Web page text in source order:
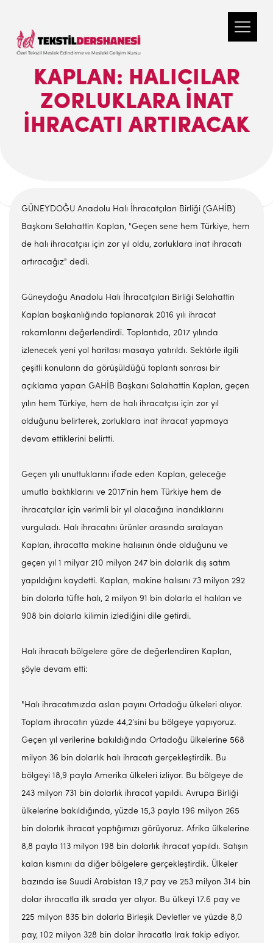
KAPLAN: HALICILAR
ZORLUKLARA INAT
IHRACATI ARTIRACAK
GÜNEYDOĞU Anadolu Halı İhracatçıları Birliği (GAHİB)
Başkanı Selahattin Kaplan, "Geçen sene hem Türkiye, hem
de halı ihracatçısı için zor yıl oldu, zorluklara inat ihracatı
artıracağız" dedi.
Güneydoğu Anadolu Halı İhracatçıları Birliği Selahattin
Kaplan başkanlığında toplanarak 2016 yılı ihracat
rakamlarını değerlendirdi. Toplantıda, 2017 yılında
izlenecek yeni yol haritası masaya yatırıldı. Sektörle ilgili
çeşitli konuların da görüşüldüğü toplantı sonrası bir
açıklama yapan GAHİB Başkanı Salahattin Kaplan, geçen
yılın hem Türkiye, hem de halı ihracatçısı için zor yıl
olduğunu belirterek, zorluklara inat ihracat yapmaya
devam ettiklerini belirtti.
Geçen yılı unuttuklarını ifade eden Kaplan, geleceğe
umutla baktıklarını ve 2017’nin hem Türkiye hem de
ihracatçılar için verimli bir yıl olacağına inandıklarını
vurguladı. Halı ihracatını ürünler arasında sıralayan
Kaplan, ihracatta makine halısının önde olduğunu ve
geçen yıl 1 milyar 210 milyon 247 bin dolarlık dış satım
yapıldığını kaydetti. Kaplan, makine halısını 73 milyon 292
bin dolarla tüfte halı, 2 milyon 91 bin dolarla el halıları ve
908 bin dolarla kilimin izlediğini dile getirdi.
Halı ihracatı bölgelere göre de değerlendiren Kaplan,
şöyle devam etti:
"Halı ihracatımızda aslan payını Ortadoğu ülkeleri alıyor.
Toplam ihracatın yüzde 44,2’sini bu bölgeye yapıyoruz.
Geçen yıl verilerine bakıldığında Ortadoğu ülkelerine 568
milyon 36 bin dolarlık halı ihracatı gerçekleştirdik. Bu
bölgeyi 18,9 payla Amerika ülkeleri izliyor. Bu bölgeye de
243 milyon 731 bin dolarlık ihracat yapıldı. Avrupa Birliği
ülkelerine bakıldığında, yüzde 15,3 payla 196 milyon 265
bin dolarlık ihracat yaptığımızı görüyoruz. Afrika ülkelerine
8,8 payla 113 milyon 198 bin dolarlık ihracat yapıldı. Satışın
kalan kısmını da diğer bölgelere gerçekleştirdik. Ülkeler
bazında ise Suudi Arabistan 19,7 pay ve 253 milyon 314 bin
dolar ihracatla ilk sırada yer alıyor. Bu ülkeyi 17.6 pay ve
225 milyon 835 bin dolarla Birleşik Devletler ve yüzde 8,0
pay, 102 milyon 328 bin dolar ihracatla Irak takip ediyor.